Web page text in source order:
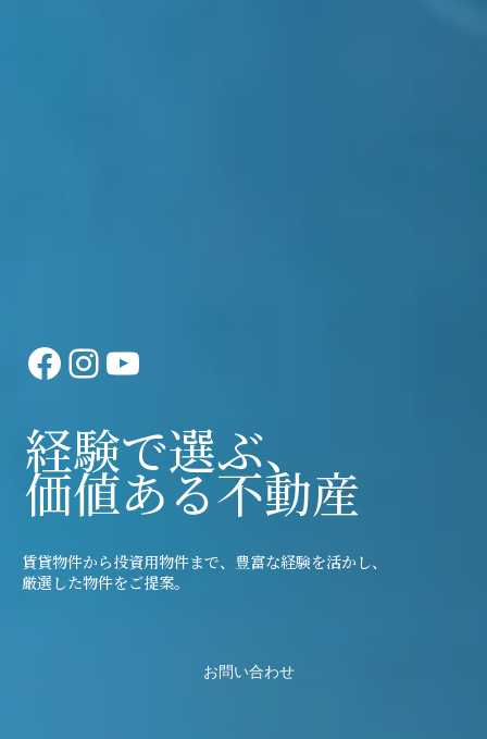
Facebook
Instagram
YouTube
経験で選ぶ、
価値ある不動産
賃貸物件から投資用物件まで、豊富な経験を活かし、
厳選した物件をご提案。
お問い合わせ